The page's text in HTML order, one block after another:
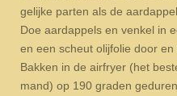
gelijke parten als de
Doe aardappels en venkel in
en een scheut olijfolie door en
Bakken in de airfryer (het
mand) op 190 graden